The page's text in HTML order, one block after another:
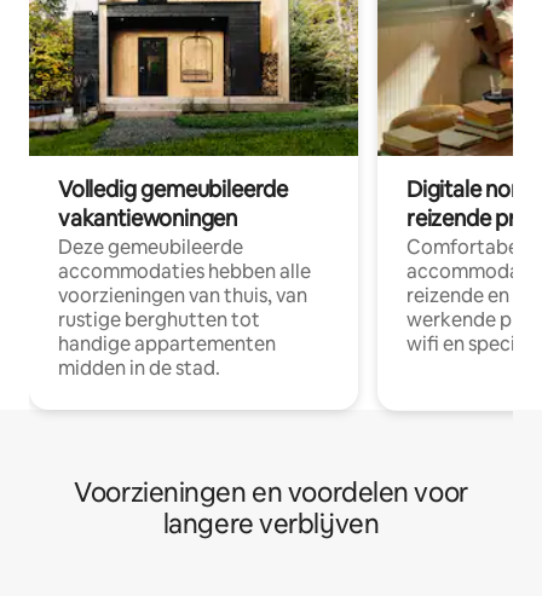
Volledig gemeubileerde
vakantiewoningen
Deze gemeubileerde
accommodaties hebben alle
voorzieningen van thuis, van
rustige berghutten tot
handige appartementen
midden in de stad.
Digitale
reizende
Comfortabele
reizende en
werkende
wifi en
Voorzieningen en voordelen voor
langere verblijven